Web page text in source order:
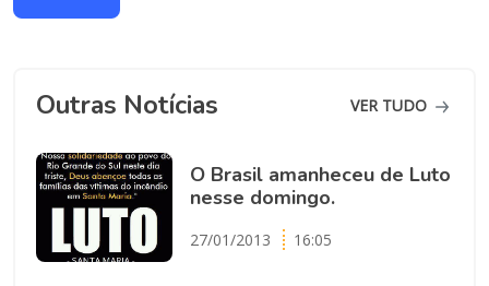
Outras Notícias VER TUDO
O Brasil amanheceu de Luto
nesse domingo.
27/01/2013 16:05